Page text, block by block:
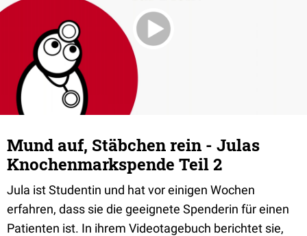
Mund auf, Stäbchen rein - Julas
Knochenmarkspende Teil 2
Jula ist Studentin und hat vor einigen Wochen
erfahren, dass sie die geeignete Spenderin für einen
Patienten ist. In ihrem Videotagebuch berichtet sie,